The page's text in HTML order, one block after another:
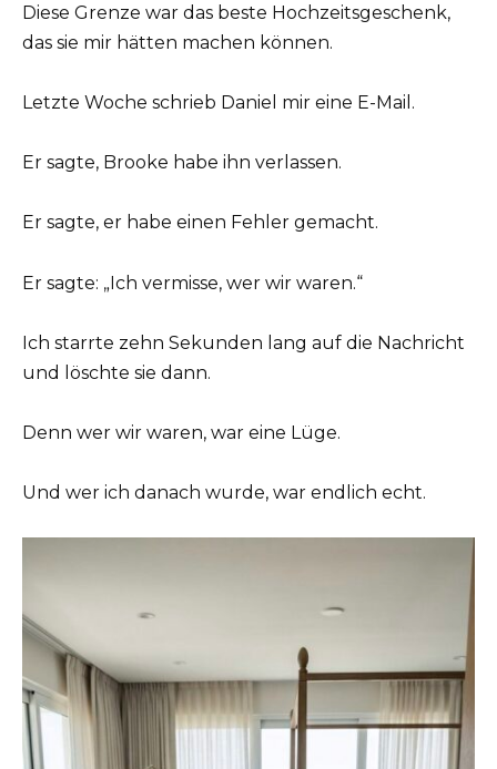
Diese Grenze war das beste Hochzeitsgeschenk,
das sie mir hätten machen können.
Letzte Woche schrieb Daniel mir eine E-Mail.
Er sagte, Brooke habe ihn verlassen.
Er sagte, er habe einen Fehler gemacht.
Er sagte: „Ich vermisse, wer wir waren.“
Ich starrte zehn Sekunden lang auf die Nachricht
und löschte sie dann.
Denn wer wir waren, war eine Lüge.
Und wer ich danach wurde, war endlich echt.